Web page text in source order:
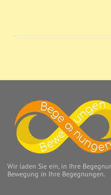
Wir laden Sie ein, in Ihre
Bewegung in Ihre Begegnungen.